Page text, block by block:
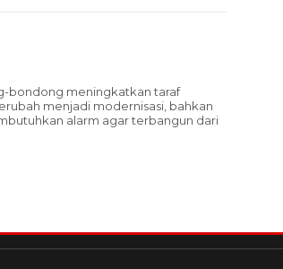
bondong meningkatkan taraf
menjadi modernisasi, bahkan
alarm agar terbangun dari